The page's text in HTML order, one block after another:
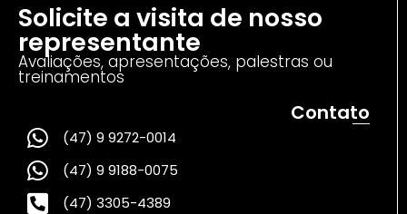
Solicite a visita de nosso
representante
Avaliações, apresentações, palestras ou
treinamentos
Contato
(47) 9 9272-0014
(47) 9 9188-0075
(47) 3305-4389